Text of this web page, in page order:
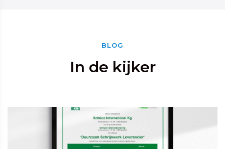
BLOG
In de kijker